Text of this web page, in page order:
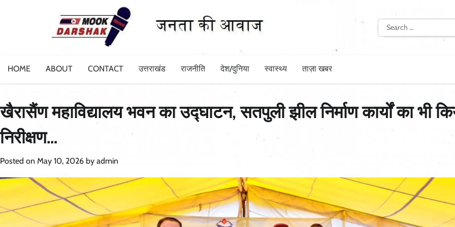
Search
for:
HOME ABOUT CONTACT उत्तराखंड राजनीति देश/दुनिया स्वास्थ्य ताज़ा खबर
खैरासैंण महाविद्यालय भवन का उद्घाटन, सतपुली झील निर्माण कार्यों का भी
निरीक्षण…
Posted on May 10, 2026 by admin